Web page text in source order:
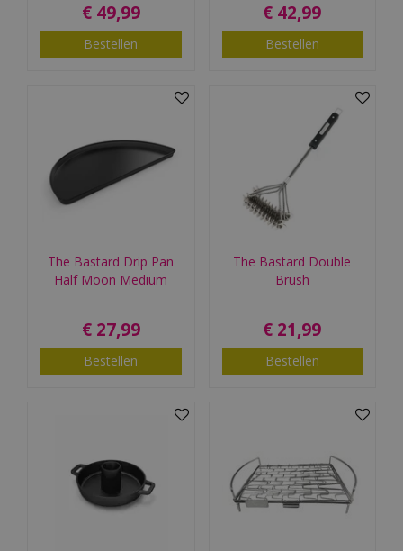
€ 49,99
Bestellen
€ 42,99
Bestellen
The Bastard Drip Pan
Half Moon Medium
€ 27,99
Bestellen
The Bastard Double
Brush
€ 21,99
Bestellen